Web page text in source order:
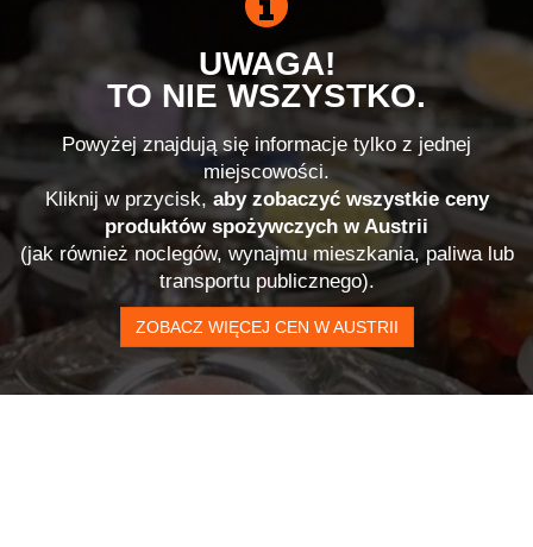
UWAGA!
TO NIE WSZYSTKO.
Powyżej znajdują się informacje tylko z jednej
miejscowości.
Kliknij w przycisk, aby zobaczyć wszystkie ceny
produktów spożywczych w Austrii
(jak również noclegów, wynajmu mieszkania, paliwa lub
transportu publicznego).
ZOBACZ WIĘCEJ CEN W AUSTRII